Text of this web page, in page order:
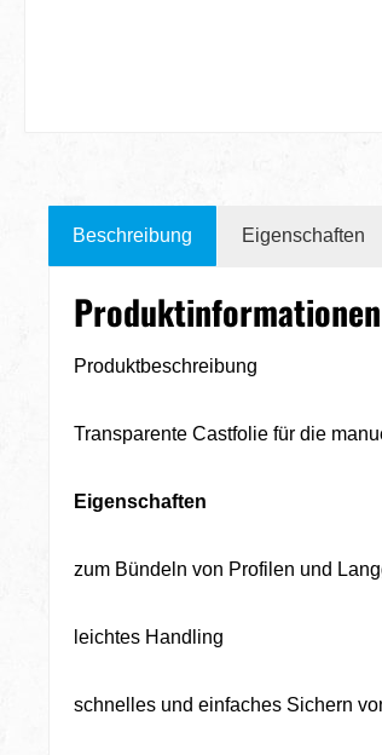
Beschreibung Eigenschaften
Produktbeschreibung
Transparente Castfolie für die
Eigenschaften
zum Bündeln von Profilen und
leichtes Handling
schnelles und einfaches Sichern